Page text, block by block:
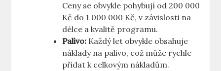
Ceny se⁢ obvykle pohybují od 200 000
Kč do 1 000 000 Kč, v závislosti‌ na
délce a kvalitě programu.
Palivo: Každý let obvykle obsahuje⁣
náklady na palivo, což může rychle
přidat k celkovým ⁣nákladům.